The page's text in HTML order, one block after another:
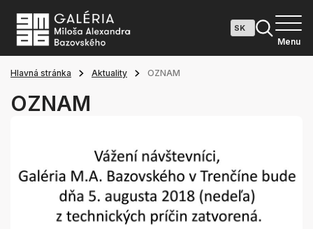
Menu
Hlavná stránka Aktuality OZNAM
OZNAM